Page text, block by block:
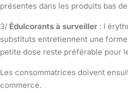
présentes dans les produits bas
3/ Édulcorants à surveiller : l
substituts entretiennent une
petite dose reste préférable pour
Les consommatrices doivent
commerce.